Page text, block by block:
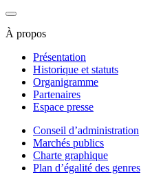
À propos
Présentation
Historique et statuts
Organigramme
Partenaires
Espace presse
Conseil d’administration
Marchés publics
Charte graphique
Plan d’égalité des genres